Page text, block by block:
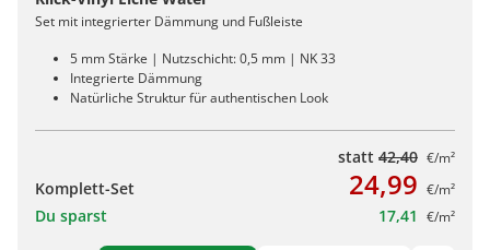
Set mit integrierter Dämmung und Fußleiste
5 mm Stärke | Nutzschicht: 0,5 mm | NK 33
Integrierte Dämmung
Natürliche Struktur für authentischen Look
statt 42,40 €/m²
Komplett-Set 24,99 €/m²
Du sparst 17,41 €/m²